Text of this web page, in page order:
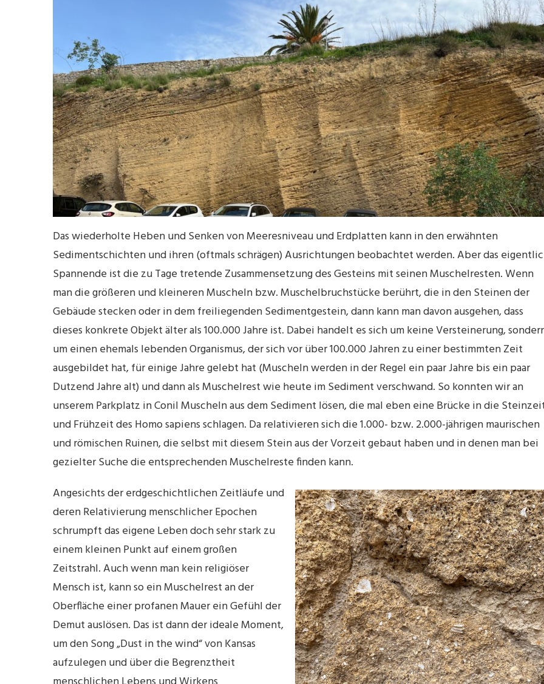
Das wiederholte Heben und Senken von Meeresniveau und Erdplatten kann in den erwähnten
Sedimentschichten und ihren (oftmals schrägen) Ausrichtungen beobachtet werden. Aber das
Spannende ist die zu Tage tretende Zusammensetzung des Gesteins mit seinen Muschelresten. Wenn
man die größeren und kleineren Muscheln bzw. Muschelbruchstücke berührt, die in den Steinen der
Gebäude stecken oder in dem freiliegenden Sedimentgestein, dann kann man davon ausgehen, dass
dieses konkrete Objekt älter als 100.000 Jahre ist. Dabei handelt es sich um keine Versteinerung,
um einen ehemals lebenden Organismus, der sich vor über 100.000 Jahren zu einer bestimmten Zeit
ausgebildet hat, für einige Jahre gelebt hat (Muscheln werden in der Regel ein paar Jahre bis ein paar
Dutzend Jahre alt) und dann als Muschelrest wie heute im Sediment verschwand. So konnten wir an
unserem Parkplatz in Conil Muscheln aus dem Sediment lösen, die mal eben eine Brücke in die
und Frühzeit des Homo sapiens schlagen. Da relativieren sich die 1.000- bzw. 2.000-jährigen maurischen
und römischen Ruinen, die selbst mit diesem Stein aus der Vorzeit gebaut haben und in denen man bei
gezielter Suche die entsprechenden Muschelreste finden kann.
Angesichts der erdgeschichtlichen Zeitläufe und
deren Relativierung menschlicher Epochen
schrumpft das eigene Leben doch sehr stark zu
einem kleinen Punkt auf einem großen
Zeitstrahl. Auch wenn man kein religiöser
Mensch ist, kann so ein Muschelrest an der
Oberfläche einer profanen Mauer ein Gefühl der
Demut auslösen. Das ist dann der ideale Moment,
um den Song „Dust in the wind“ von Kansas
aufzulegen und über die Begrenztheit